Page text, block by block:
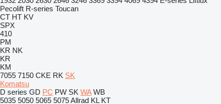
Pecolift R-series Toucan
CT HT KV
SPX
410
PM
KR NK
KR
KM
7055 7150 CKE RK SK
Komatsu
D series GD PC PW SK WA WB
5035 5050 5065 5075Allrad KL KT